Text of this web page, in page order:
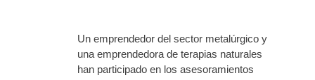
Un emprendedor del sector metalúrgico y
una emprendedora de terapias naturales
han participado en los asesoramientos